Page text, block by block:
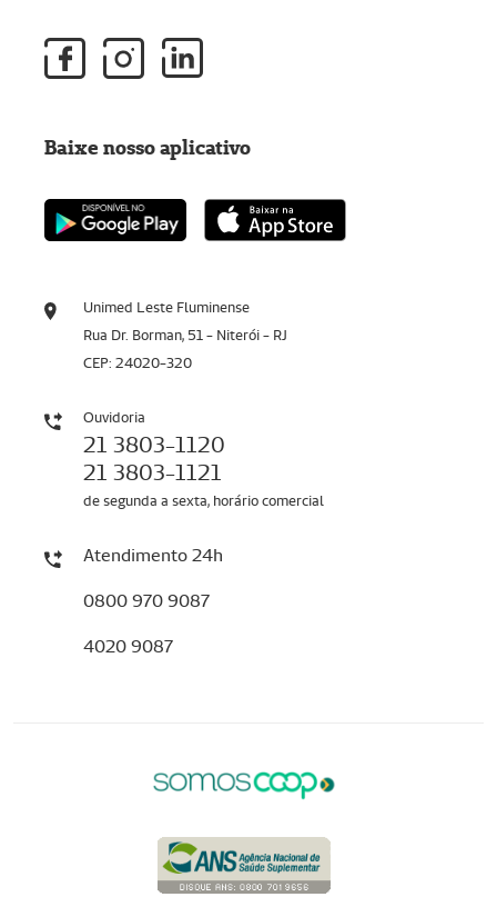
Unimed Leste Fluminense
Rua Dr. Borman, 51 - Niterói - RJ
CEP: 24020-320
Ouvidoria
21 3803-1120
21 3803-1121
de segunda a sexta, horário comercial
Atendimento 24h
0800 970 9087
4020 9087
Baixe nosso aplicativo